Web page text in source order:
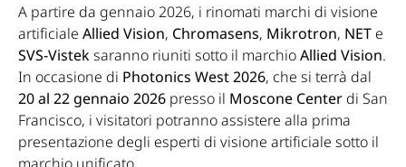
A partire da gennaio 2026, i rinomati marchi di visione
artificiale Allied Vision, Chromasens, Mikrotron, NET e
SVS-Visteksaranno riuniti sotto il marchioAllied Vision.
In occasione di Photonics West 2026, che si terrà dal
20 al 22 gennaio 2026 presso il Moscone Center di San
Francisco, i visitatori potranno assistere alla prima
presentazione degli esperti di visione artificiale sotto il